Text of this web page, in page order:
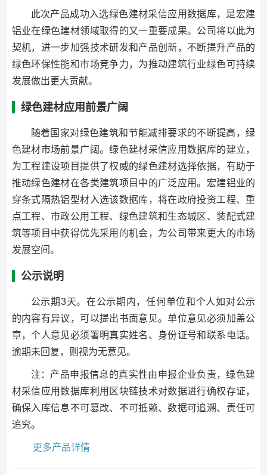
此次产品成功入选绿色建材采信应用数据库，是宏建
铝业在绿色建材领域取得的又一重要成果。公司将以此为
契机，进一步加强技术研发和产品创新，不断提升产品的
绿色环保性能和市场竞争力，为推动建筑行业绿色可持续
发展做出更大贡献。
绿色建材应用前景广阔
随着国家对绿色建筑和节能减排要求的不断提高，绿
色建材市场前景广阔。绿色建材采信应用数据库的建立，
为工程建设项目提供了权威的绿色建材选择依据，有助于
推动绿色建材在各类建筑项目中的广泛应用。宏建铝业的
穿条式隔热铝型材入选该数据库，将在政府投资工程、重
点工程、市政公用工程、绿色建筑和生态城区、装配式建
筑等项目中获得优先采用的机会，为公司带来更大的市场
发展空间。
公示说明
公示期3天。在公示期内，任何单位和个人如对公示
的内容有异议，可以提出书面意见。单位意见必须加盖公
章，个人意见必须署明真实姓名、身份证号和联系电话。
逾期未回复，则视为无意见。
注：产品申报信息的真实性由申报企业负责，绿色建
材采信应用数据库利用区块链技术对数据进行确权存证，
确保入库信息不可篡改、不可抵赖、数据可追溯、责任可
追究。
更多产品详情